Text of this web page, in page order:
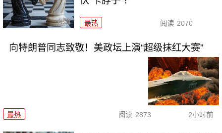
最热 阅读 2070
向特朗普同志致敬！美政坛上演“超级抹红大赛”
最热 阅读 2873 2小时前